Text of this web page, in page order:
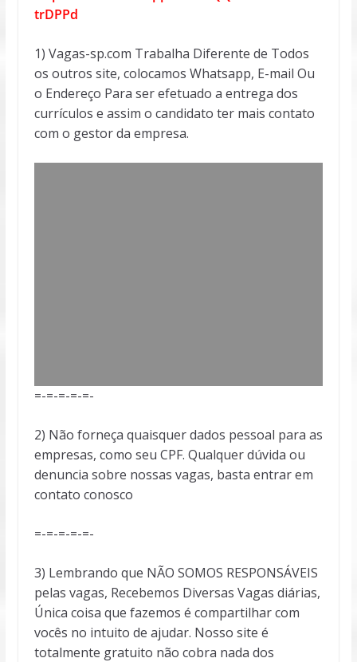
trDPPd
1) Vagas-sp.com Trabalha Diferente de Todos
os outros site, colocamos Whatsapp, E-mail Ou
o Endereço Para ser efetuado a entrega dos
currículos e assim o candidato ter mais contato
com o gestor da empresa.
=-=-=-=-=-
2) Não forneça quaisquer dados pessoal para as
empresas, como seu CPF. Qualquer dúvida ou
denuncia sobre nossas vagas, basta entrar em
contato conosco
=-=-=-=-=-
3) Lembrando que NÃO SOMOS RESPONSÁVEIS
pelas vagas, Recebemos Diversas Vagas diárias,
Única coisa que fazemos é compartilhar com
vocês no intuito de ajudar. Nosso site é
totalmente gratuito não cobra nada dos